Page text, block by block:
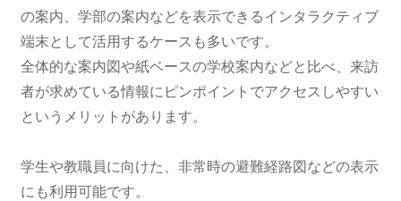
の案内、学部の案内などを表示できるインタラクティブ
端末として活用するケースも多いです。
全体的な案内図や紙ベースの学校案内などと比べ、来訪
者が求めている情報にピンポイントでアクセスしやすい
というメリットがあります。
学生や教職員に向けた、非常時の避難経路図などの表示
にも利用可能です。